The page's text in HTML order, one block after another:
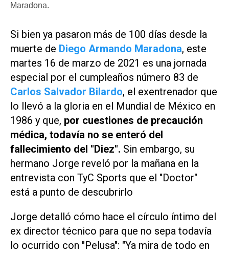
Maradona.
Si bien ya pasaron más de 100 días desde la
muerte de Diego Armando Maradona, este
martes 16 de marzo de 2021 es una jornada
especial por el cumpleaños número 83 de
Carlos Salvador Bilardo, el exentrenador que
lo llevó a la gloria en el Mundial de México en
1986 y que, por cuestiones de precaución
médica, todavía no se enteró del
fallecimiento del "Diez". Sin embargo, su
hermano Jorge reveló por la mañana en la
entrevista con TyC Sports que el "Doctor"
está a punto de descubrirlo
Jorge detalló cómo hace el círculo íntimo del
ex director técnico para que no sepa todavía
lo ocurrido con "Pelusa": "Ya mira de todo en